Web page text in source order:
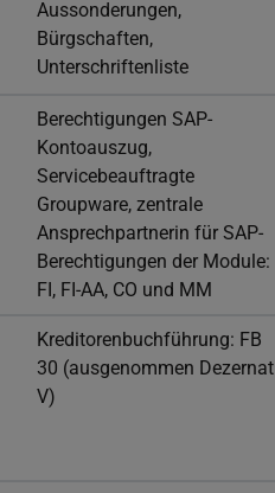
Aussonderungen,
Bürgschaften,
Unterschriftenliste
Berechtigungen SAP-
Kontoauszug,
Servicebeauftragte
Groupware, zentrale
Ansprechpartnerin für SAP-
Berechtigungen der Module:
FI, FI-AA, CO und MM
Kreditorenbuchführung: FB
30 (ausgenommen Dezernat
V)